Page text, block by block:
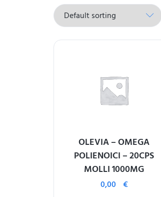
OLEVIA – OMEGA
POLIENOICI – 20CPS
MOLLI 1000MG
0,00 €